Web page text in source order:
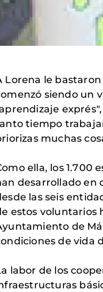
Lorena le
siendo un
tiempo
muchas
ella, los 1.700
desarrollado en
las seis
estos voluntarios
de
de vida
labor de los